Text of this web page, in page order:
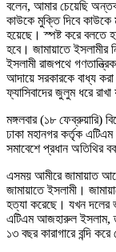
বলেন, আমার চেয়েছি
কাউকে মুক্তি দিবে কাউকে
হয়েছে। স্পষ্ট করে বলতে
হবে। জামায়াতে
ইসলামী রাজপথে
আদায়ে সরকারকে বাধ্য
ফ্যাসিবাদের জুলুম ধরে
মঙ্গলবার (১৮ ফেব্রুয়ারি)
ঢাকা মহানগর কর্তৃক
সমাবেশে প্রধান অতিথির
এসময় আমীরে জামায়াত
জামায়াতে ইসলামী।
হত্যা করেছে। যখন দলের
এটিএম আজহারুল ইসলাম,
১৩ বছর কারাগারে বন্দি করে